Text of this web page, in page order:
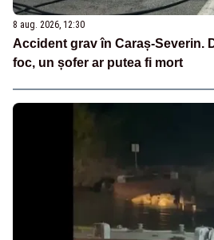
8 aug. 2026, 12:30
Accident grav în Caraș-Severin.
foc, un șofer ar putea fi mort